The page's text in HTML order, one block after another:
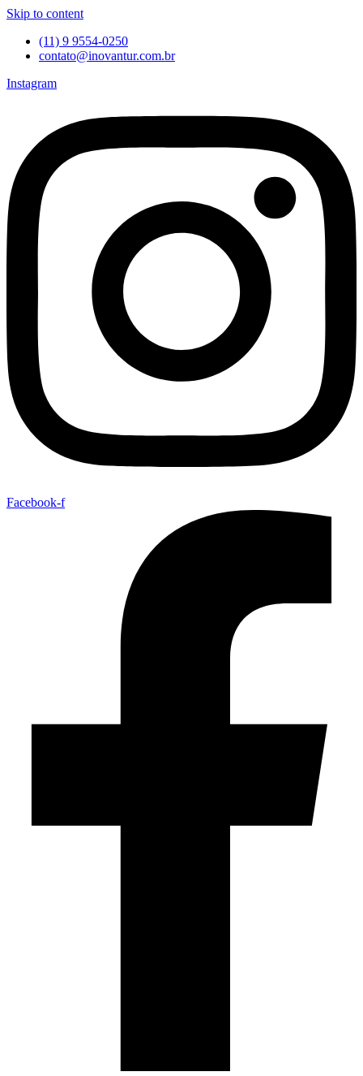
Skip to content
(11) 9 9554-0250
contato@inovantur.com.br
Instagram
Facebook-f